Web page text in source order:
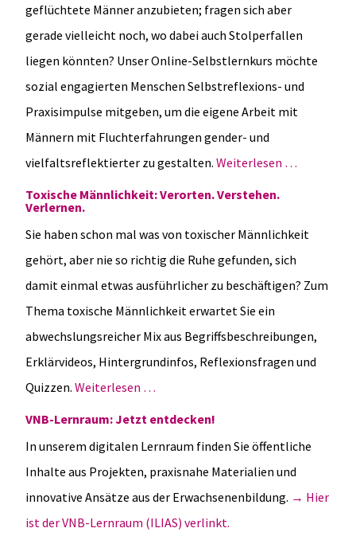
geflüchtete Männer anzubieten; fragen sich aber
gerade vielleicht noch, wo dabei auch Stolperfallen
liegen könnten? Unser Online-Selbstlernkurs möchte
sozial engagierten Menschen Selbstreflexions- und
Praxisimpulse mitgeben, um die eigene Arbeit mit
Männern mit Fluchterfahrungen gender- und
vielfaltsreflektierter zu gestalten. Weiterlesen …
Toxische Männlichkeit: Verorten. Verstehen.
Verlernen.
Sie haben schon mal was von toxischer Männlichkeit
gehört, aber nie so richtig die Ruhe gefunden, sich
damit einmal etwas ausführlicher zu beschäftigen? Zum
Thema toxische Männlichkeit erwartet Sie ein
abwechslungsreicher Mix aus Begriffsbeschreibungen,
Erklärvideos, Hintergrundinfos, Reflexionsfragen und
Quizzen. Weiterlesen …
VNB-Lernraum: Jetzt entdecken!
In unserem digitalen Lernraum finden Sie öffentliche
Inhalte aus Projekten, praxisnahe Materialien und
innovative Ansätze aus der Erwachsenenbildung. → Hier
ist der VNB-Lernraum (ILIAS) verlinkt.